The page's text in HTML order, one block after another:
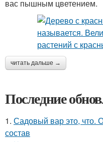
вас пышным цветением.
читать дальше →
Последние
1. Садовый вар это, что.
состав